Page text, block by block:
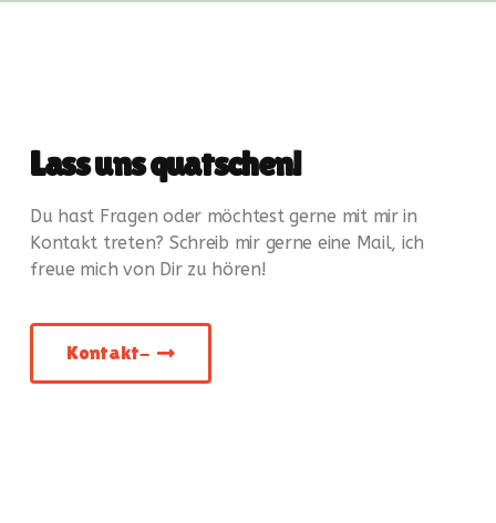
Lass uns quatschen!
Du hast Fragen oder möchtest gerne mit mir in
Kontakt treten? Schreib mir gerne eine Mail, ich
freue mich von Dir zu hören!
Kontakt-